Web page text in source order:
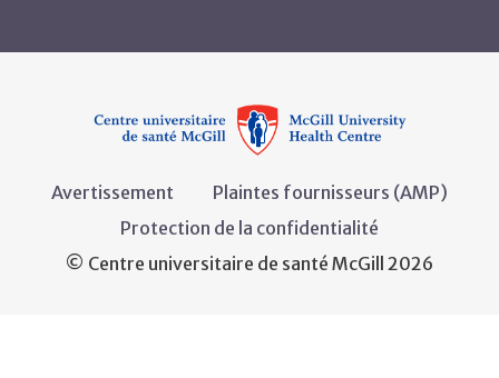
Avertissement
Plaintes fournisseurs (AMP)
Protection de la confidentialité
© Centre universitaire de santé McGill 2026